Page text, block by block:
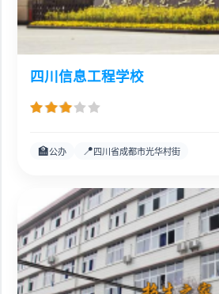
四川信息工程学校
🏫公办 📍四川省成都市光华村街